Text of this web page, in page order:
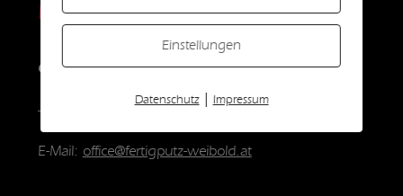
Karl Weibold
Geschäftsführer
Tel:
E-Mail: office@fertigputz-weibold.at
Einstellungen
Datenschutz| Impressum